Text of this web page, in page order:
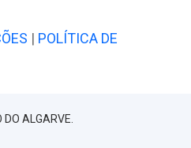
| POLÍTICA DE
ALGARVE.